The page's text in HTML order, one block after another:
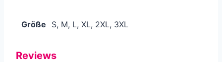
Größe S, M, L, XL, 2XL, 3XL
Reviews